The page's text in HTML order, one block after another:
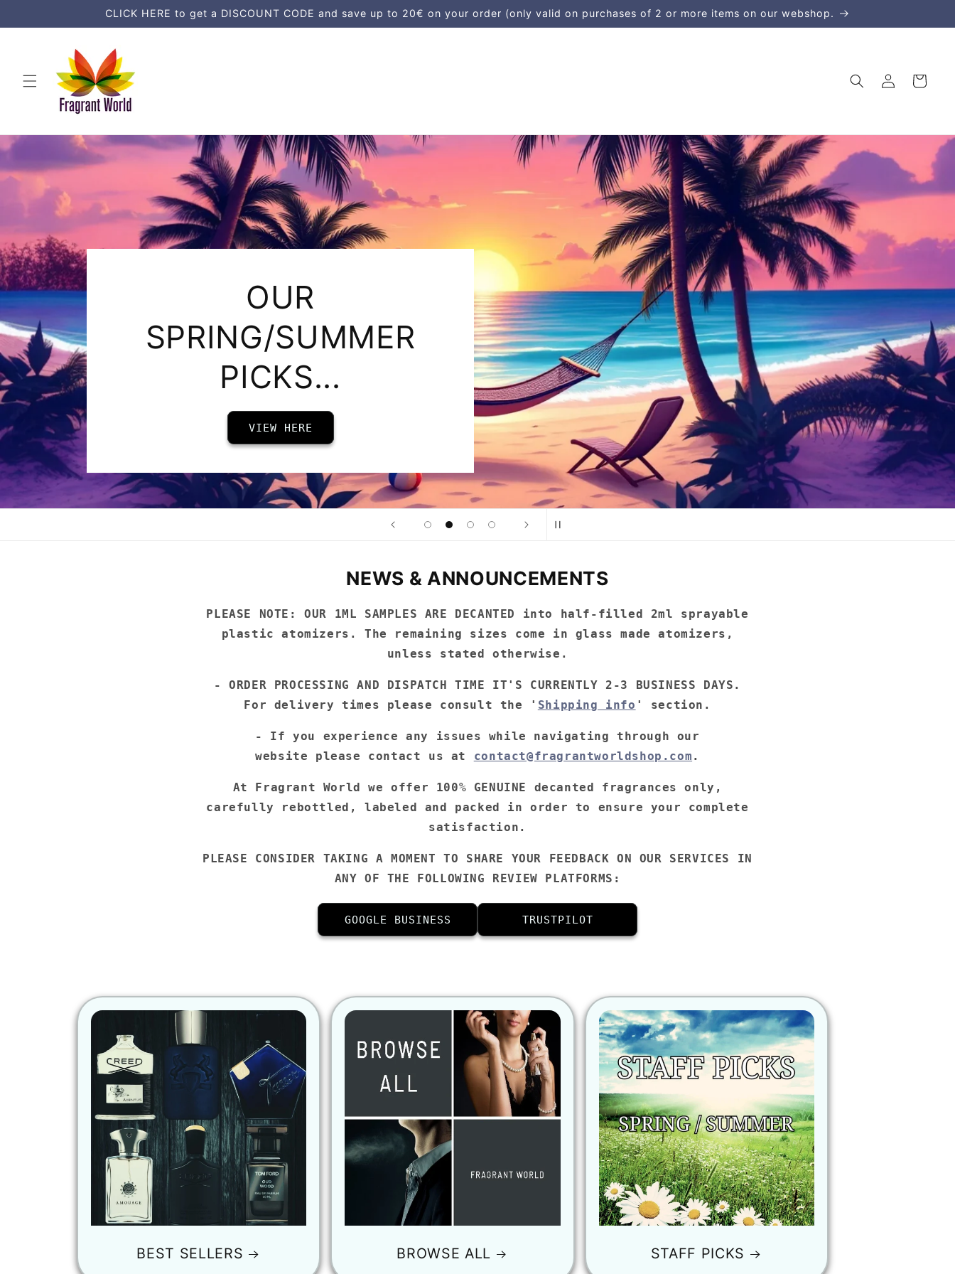
Inhalt
CLICK HERE to get a DISCOUNT CODE and save up to 20€ on your order (only valid on purchases of 2 or more items on our webshop.
EinloggenWarenkorb
SCENTS FOR HIM
VIEW HERE
NEWS & ANNOUNCEMENTS
PLEASE NOTE: OUR 1ML SAMPLES ARE DECANTED
into half-filled 2ml sprayable
plastic atomizers. The remaining sizes come in glass made atomizers,
unless stated otherwise.
- ORDER PROCESSING AND DISPATCH TIME IT'S CURRENTLY 2-3 BUSINESS DAYS.
For delivery times please consult the ' Shipping info ' section.
- If you experience any issues while navigating through our
website
please contact us at contact@fragrantworldshop.com .
At Fragrant World we offer 100% GENUINE decanted fragrances only,
carefully rebottled, labeled and packed in order to ensure your complete
satisfaction.
PLEASE CONSIDER TAKING A MOMENT TO SHARE YOUR FEEDBACK ON OUR SERVICES IN
ANY OF THE FOLLOWING REVIEW PLATFORMS:
GOOGLE BUSINESS TRUSTPILOT
BEST SELLERS BROWSE ALL STAFF PICKS